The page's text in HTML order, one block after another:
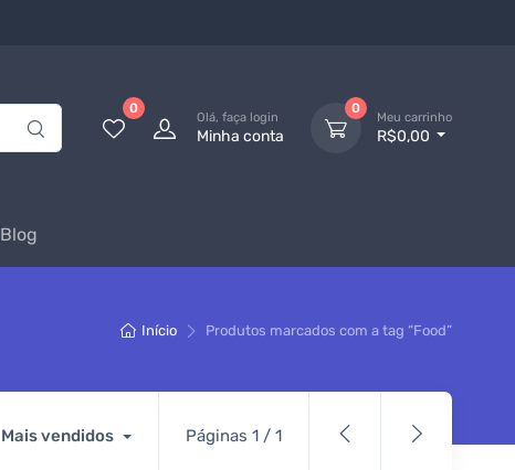
0
Olá, faça login
Minha conta
0
Meu carrinho
R$0,00
Blog
Início Produtos marcados com a tag “Food”
Mais vendidos Páginas 1 / 1